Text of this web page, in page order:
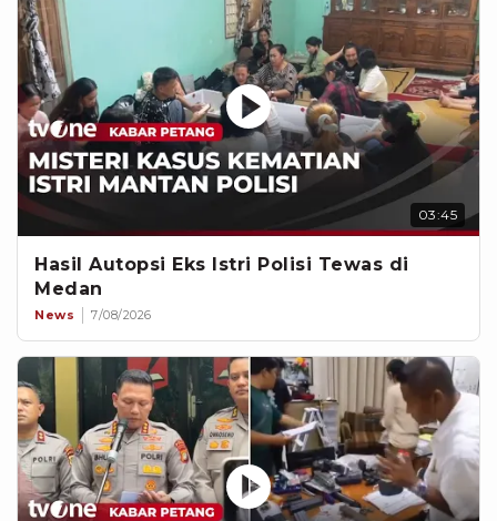
03:45
Hasil Autopsi Eks Istri Polisi Tewas di
Medan
News 7/08/2026